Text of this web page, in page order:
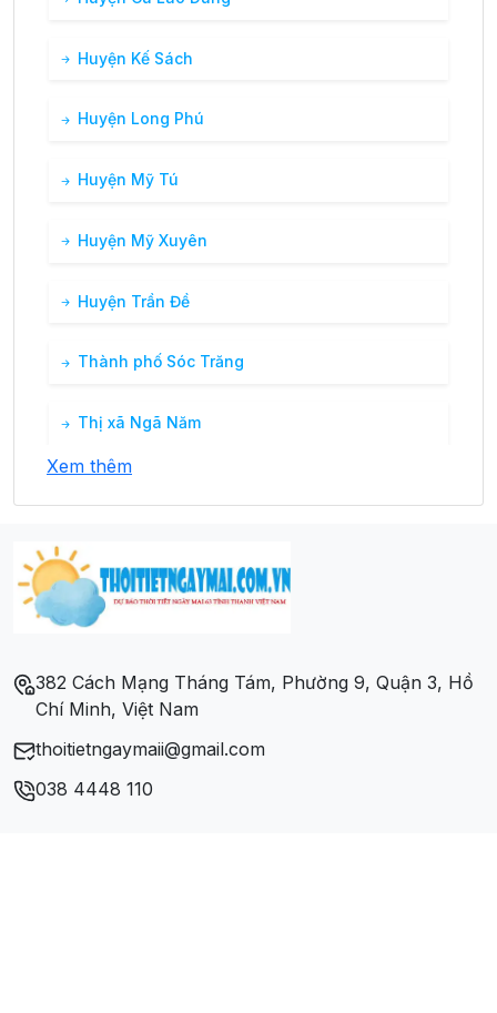
Huyện Kế Sách
Huyện Long Phú
Huyện Mỹ Tú
Huyện Mỹ Xuyên
Huyện Trần Đề
Thành phố Sóc Trăng
Thị xã Ngã Năm
Xem thêm
382 Cách Mạng Tháng Tám, Phường 9, Quận 3, Hồ
Chí Minh, Việt Nam
thoitietngaymaii@gmail.com
038 4448 110